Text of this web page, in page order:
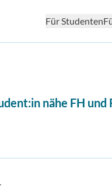
Für Studenten
nähe FH und